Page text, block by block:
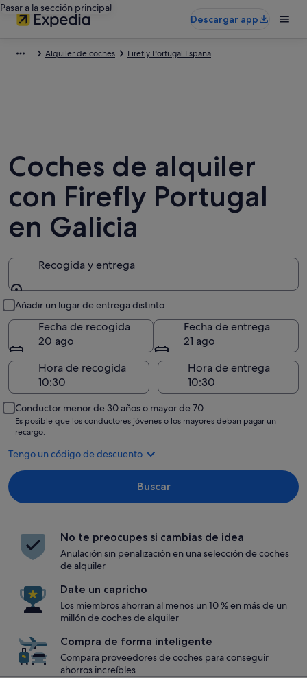
Pasar a la sección principal
Descargar app
Alquiler de coches Firefly Portugal España
Coches de alquiler
con Firefly Portugal
en Galicia
Recogida y entrega
Añadir un lugar de entrega distinto
Fecha de recogida
20 ago
Fecha de entrega
21 ago
Hora de recogida
Hora de entrega
Conductor menor de 30 años o mayor de 70
Es posible que los conductores jóvenes o los mayores deban pagar un
recargo.
Tengo un código de descuento
Buscar
No te preocupes si cambias de idea
Anulación sin penalización en una selección de coches
de alquiler
Date un capricho
Los miembros ahorran al menos un 10 % en más de un
millón de coches de alquiler
Compra de forma inteligente
Compara proveedores de coches para conseguir
ahorros increíbles